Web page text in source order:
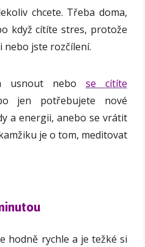
chcete. Třeba doma,
když cítíte stres, protože
nebo jste rozčílení.
usnout nebo se cítíte
jen potřebujete nové
a energii, anebo se vrátit
je o tom, meditovat
hodně rychle a je težké si